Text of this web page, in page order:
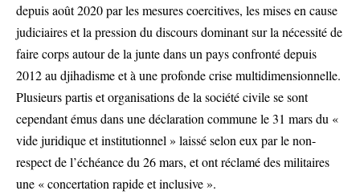
depuis août 2020 par les mesures coercitives, les mises en cause
judiciaires et la pression du discours dominant sur la nécessité de
faire corps autour de la junte dans un pays confronté depuis
2012 au djihadisme et à une profonde crise multidimensionnelle.
Plusieurs partis et organisations de la société civile se sont
cependant émus dans une déclaration commune le 31 mars du «
vide juridique et institutionnel » laissé selon eux par le non-
respect de l’échéance du 26 mars, et ont réclamé des militaires
une « concertation rapide et inclusive ».